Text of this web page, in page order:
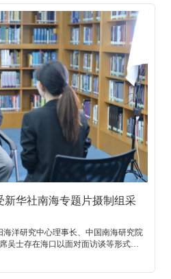
新华社南海专题片摄制组采
海洋研究中心理事长、中国南海研究院
吴士存在海口以面对面访谈等形式，